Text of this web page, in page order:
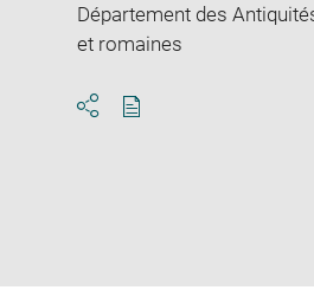
Département des
et romaines